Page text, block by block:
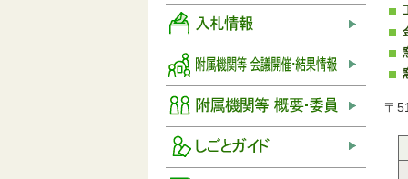
〒